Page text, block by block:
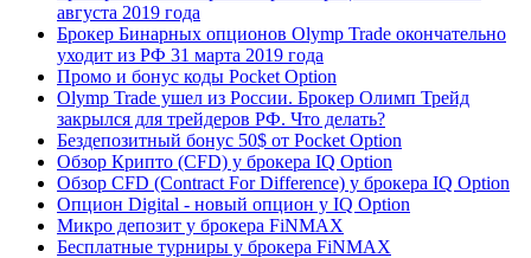
августа 2019 года
Брокер Бинарных опционов Olymp Trade окончательно
уходит из РФ 31 марта 2019 года
Промо и бонус коды Pocket Option
Olymp Trade ушел из России. Брокер Олимп Трейд
закрылся для трейдеров РФ. Что делать?
Бездепозитный бонус 50$ от Pocket Option
Обзор Крипто (CFD) у брокера IQ Option
Обзор CFD (Contract For Difference) у брокера IQ Option
Опцион Digital - новый опцион у IQ Option
Микро депозит у брокера FiNMAX
Бесплатные турниры у брокера FiNMAX